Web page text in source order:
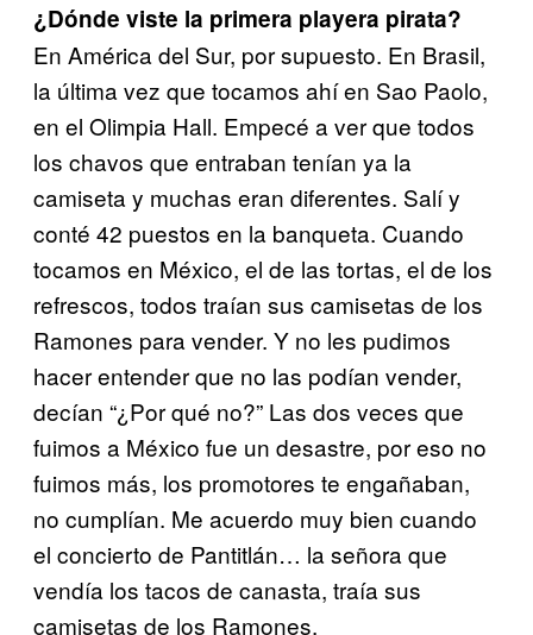
¿Dónde viste la primera playera pirata?
En América del Sur, por supuesto. En Brasil,
la última vez que tocamos ahí en Sao Paolo,
en el Olimpia Hall. Empecé a ver que todos
los chavos que entraban tenían ya la
camiseta y muchas eran diferentes. Salí y
conté 42 puestos en la banqueta. Cuando
tocamos en México, el de las tortas, el de los
refrescos, todos traían sus camisetas de los
Ramones para vender. Y no les pudimos
hacer entender que no las podían vender,
decían “¿Por qué no?” Las dos veces que
fuimos a México fue un desastre, por eso no
fuimos más, los promotores te engañaban,
no cumplían. Me acuerdo muy bien cuando
el concierto de Pantitlán… la señora que
vendía los tacos de canasta, traía sus
camisetas de los Ramones.